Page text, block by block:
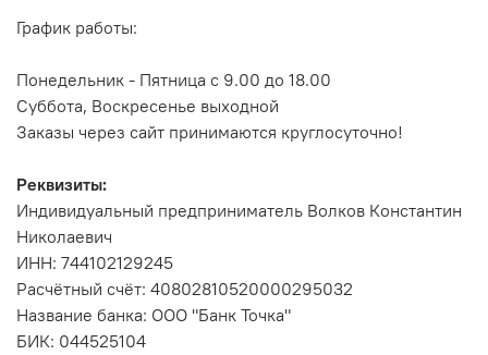
График работы:
Понедельник - Пятница с 9.00 до 18.00
Суббота, Воскресенье выходной
Заказы через сайт принимаются круглосуточно!
Реквизиты:
Индивидуальный предприниматель Волков Константин
Николаевич
ИНН: 744102129245
Расчётный счёт: 40802810520000295032
Название банка: ООО "Банк Точка"
БИК: 044525104